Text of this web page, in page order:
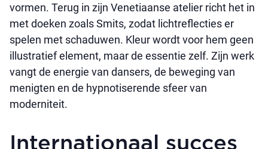
vormen. Terug in zijn Venetiaanse atelier richt het in
met doeken zoals Smits, zodat lichtreflecties er
spelen met schaduwen. Kleur wordt voor hem geen
illustratief element, maar de essentie zelf. Zijn werk
vangt de energie van dansers, de beweging van
menigten en de hypnotiserende sfeer van
moderniteit.
Internationaal succes